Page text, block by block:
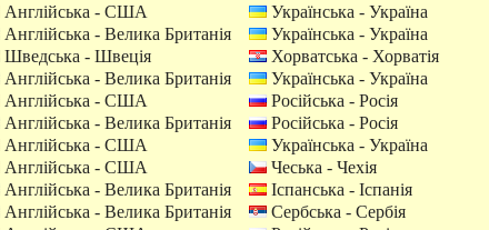
Англійська - США
Українська - Україна
Англійська - Велика Британія
Українська - Україна
Шведська - Швеція
Хорватська - Хорватія
Англійська - Велика Британія
Українська - Україна
Англійська - США
Російська - Росія
Англійська - Велика Британія
Російська - Росія
Англійська - США
Українська - Україна
Англійська - США
Чеська - Чехія
Англійська - Велика Британія
Іспанська - Іспанія
Англійська - Велика Британія
Сербська - Сербія